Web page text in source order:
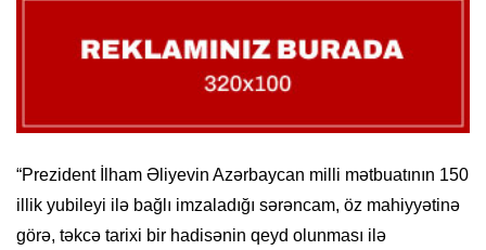
“Prezident İlham Əliyevin Azərbaycan milli mətbuatının 150
illik yubileyi ilə bağlı imzaladığı sərəncam, öz mahiyyətinə
görə, təkcə tarixi bir hadisənin qeyd olunması ilə